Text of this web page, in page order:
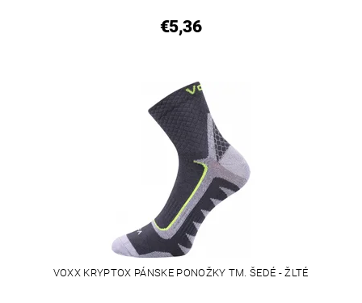
€5,36
VOXX KRYPTOX PÁNSKE PONOŽKY TM. ŠEDÉ - ŽLTÉ